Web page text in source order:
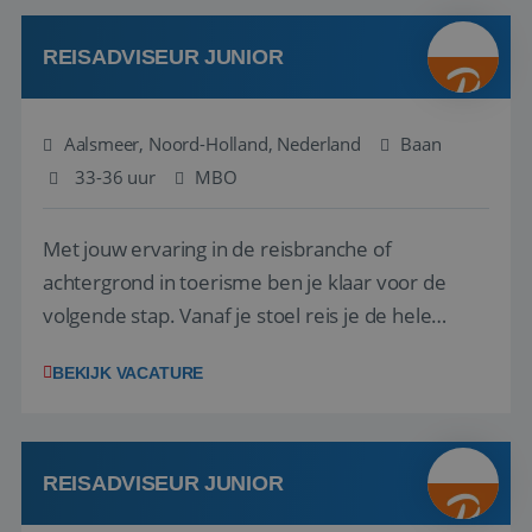
werken: of het nu gaat om vragen ...
REISADVISEUR JUNIOR
Aalsmeer, Noord-Holland, Nederland
Baan
33-36 uur
MBO
Met jouw ervaring in de reisbranche of
achtergrond in toerisme ben je klaar voor de
volgende stap. Vanaf je stoel reis je de hele
wensen van je team, je klant en wat er in de
klanten te overtuigen om die droomreis te
boeken! ...
BEKIJK VACATURE
REISADVISEUR JUNIOR